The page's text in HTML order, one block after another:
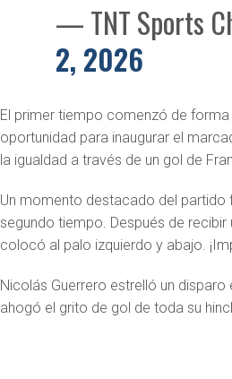
— TNT Sports
2, 2026
El primer tiempo comenzó de
oportunidad para inaugurar el
la igualdad a través de un gol de
Un momento destacado del partido
segundo tiempo. Después de
colocó al palo izquierdo y abajo.
Nicolás Guerrero estrelló un
ahogó el grito de gol de toda su